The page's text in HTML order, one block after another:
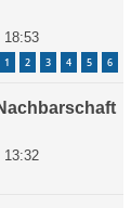
18:53
1 2 3 4 5 6
13:32